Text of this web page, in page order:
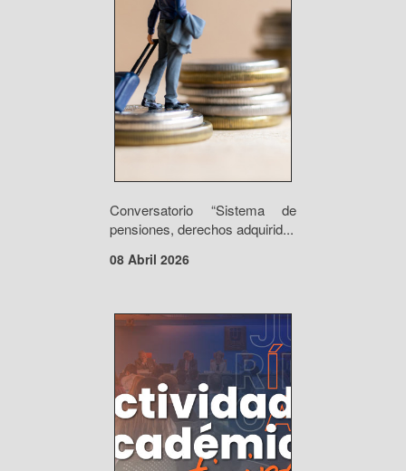
Conversatorio “Sistema de
pensiones, derechos adquirid...
08 Abril 2026